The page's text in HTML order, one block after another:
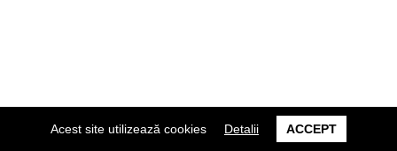
Acest site utilizează cookies Detalii ACCEPT